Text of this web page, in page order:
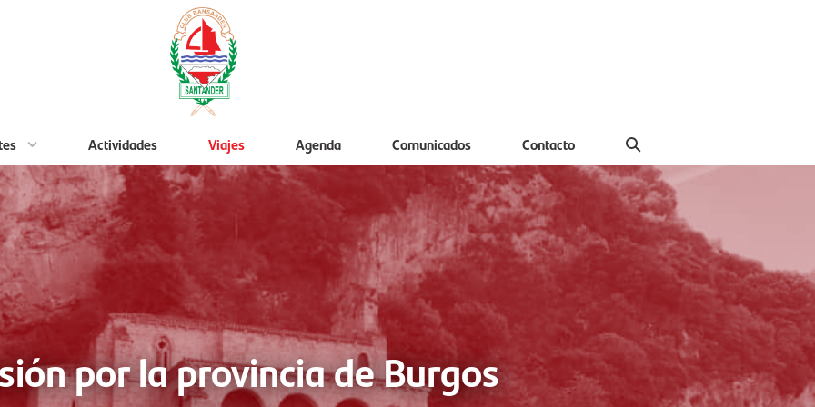
Actividades Viajes Agenda Comunicados Contacto
por la provincia de Burgos